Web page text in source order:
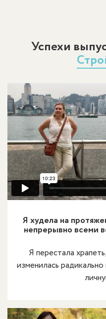
Успехи
Я худела на
непрерывно всеми
Я перестала
изменилась